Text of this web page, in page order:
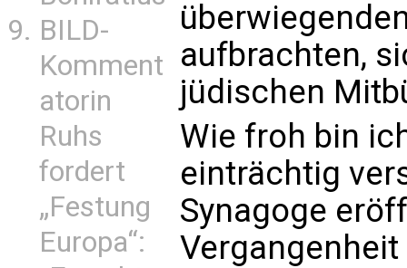
BILD-
Komment
atorin
Ruhs
fordert
„Festung
Europa“:
aufbrachten,
jüdischen
Wie froh bin
einträchtig
Synagoge